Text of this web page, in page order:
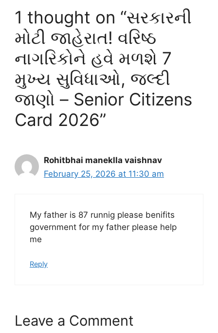
1 thought on “સરકારની
મોટી જાહેરાત! વરિષ્ઠ
નાગરિકોને હવે મળશે 7
મુખ્ય સુવિધાઓ, જલ્દી
જાણો – Senior Citizens
Card 2026”
Rohitbhai maneklla vaishnav
February 25, 2026 at 11:30 am
My father is 87 runnig please benifits
government for my father please help
me
Reply
Leave a Comment